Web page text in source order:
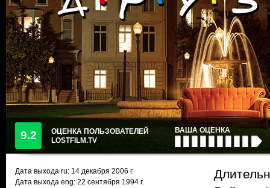
9.2
ОЦЕНКА ПОЛЬЗОВАТЕЛЕЙ
LOSTFILM.TV
ВАША ОЦЕНКА
Дата выхода ru: 14 декабря 2006 г.
Дата выхода eng: 22 сентября 1994 г.